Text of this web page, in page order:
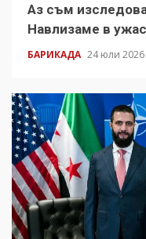
Аз съм
Навлизаме в
БАРИКАДА 24 юли 2026